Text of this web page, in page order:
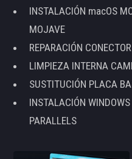
INSTALACIÓN macOS
MOJAVE
REPARACIÓN
LIMPIEZA INTERNA
SUSTITUCIÓN PLACA
INSTALACIÓN
PARALLELS